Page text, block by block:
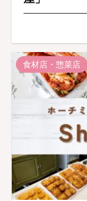
食材店・惣菜店